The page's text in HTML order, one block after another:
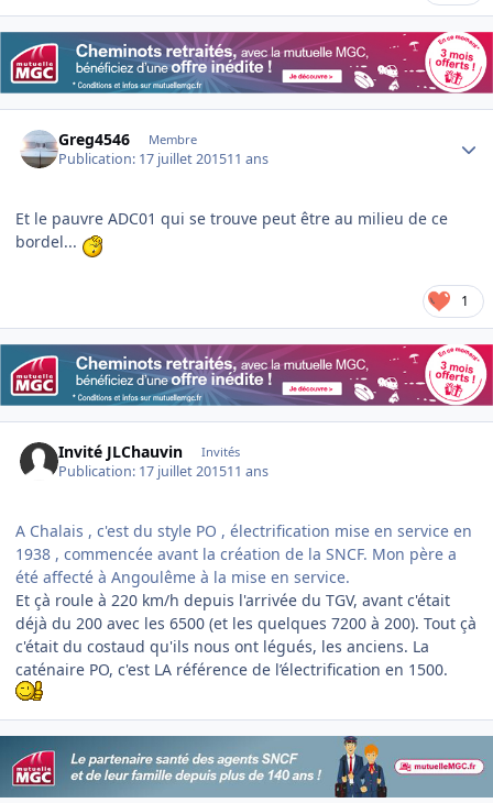
Greg4546 Membre
Publication: 17 juillet 201511 ans
Et le pauvre ADC01 qui se trouve peut être au milieu de ce
bordel...
1
Invité JLChauvin Invités
Publication: 17 juillet 201511 ans
A Chalais , c'est du style PO , électrification mise en service en
1938 , commencée avant la création de la SNCF. Mon père a
été affecté à Angoulême à la mise en service.
Et çà roule à 220 km/h depuis l'arrivée du TGV, avant c'était
déjà du 200 avec les 6500 (et les quelques 7200 à 200). Tout çà
c'était du costaud qu'ils nous ont légués, les anciens. La
caténaire PO, c'est LA référence de l’électrification en 1500.